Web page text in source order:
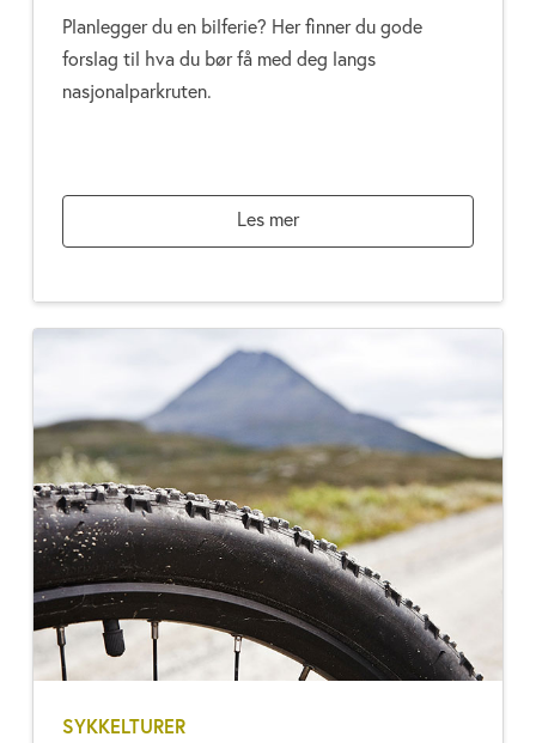
Planlegger du en bilferie? Her finner du gode
forslag til hva du bør få med deg langs
nasjonalparkruten.
Les mer
SYKKELTURER